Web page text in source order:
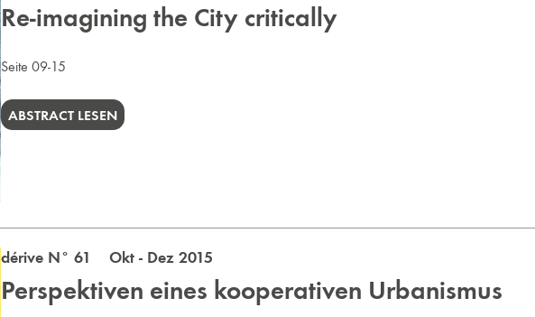
Re-imagining the City critically
Seite 09-15
ABSTRACT LESEN
dérive N° 61 Okt - Dez 2015
Perspektiven eines kooperativen Urbanismus